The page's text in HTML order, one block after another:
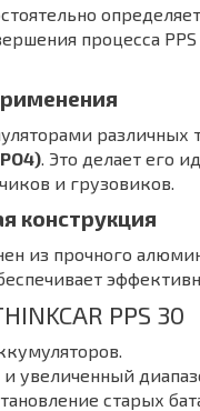
процесса
различных
. Это делает его
и грузовиков.
конструкция
из прочного
PPS 30
увеличенный
старых